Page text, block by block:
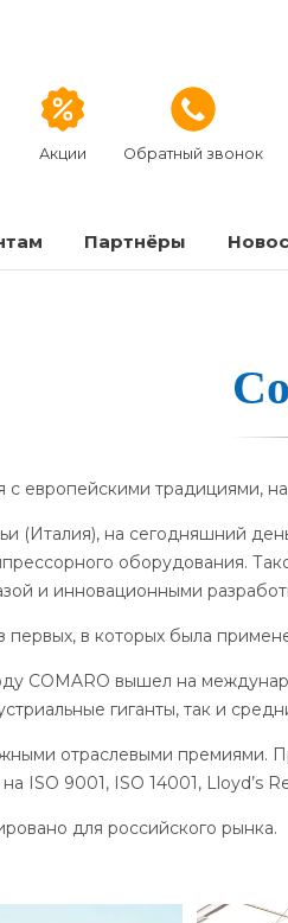
Акции Обратный звонок
Партнёры
европейскими традициями,
(Италия), на сегодняшний
оборудования.
и инновационными
в которых была
COMARO вышел на
гиганты, так и
отраслевыми премиями.
ISO 9001, ISO 14001, Lloyd’s
для российского рынка.